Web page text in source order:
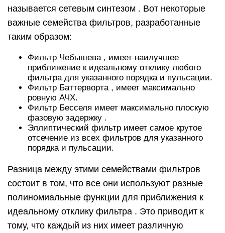
называется сетевым синтезом . Вот некоторые
важные семейства фильтров, разработанные
таким образом:
Фильтр Чебышева , имеет наилучшее
приближение к идеальному отклику любого
фильтра для указанного порядка и пульсации.
Фильтр Баттерворта , имеет максимально
ровную АЧХ.
Фильтр Бесселя имеет максимально плоскую
фазовую задержку .
Эллиптический фильтр имеет самое крутое
отсечение из всех фильтров для указанного
порядка и пульсации.
Разница между этими семействами фильтров
состоит в том, что все они используют разные
полиномиальные функции для приближения к
идеальному отклику фильтра . Это приводит к
тому, что каждый из них имеет различную